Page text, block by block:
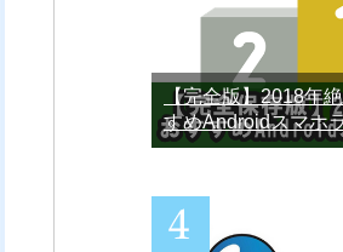
【完全版】2018年
すめAndroidスマホ